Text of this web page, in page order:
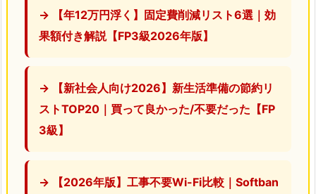
→ 【年12万円浮く】固定費削減リスト6選｜効
果額付き解説【FP3級2026年版】
→ 【新社会人向け2026】新生活準備の節約リ
ストTOP20｜買って良かった/不要だった【FP
3級】
→ 【2026年版】工事不要Wi-Fi比較｜Softban